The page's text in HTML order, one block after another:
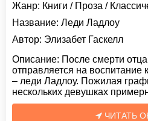
Жанр: Книги / Проза /
Название: Леди Ладлоу
Автор: Элизабет Гаскелл
Описание: После смерти
отправляется на воспитание
– леди Ладлоу. Пожилая
нескольких девушках
ЧИТАТЬ